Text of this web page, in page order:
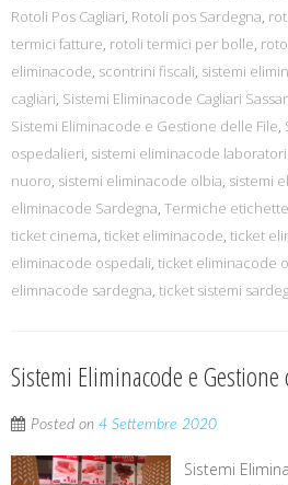
Rotoli Pos Cagliari, Rotoli pos Sardegna,
termici fatture, rotoli termici per bolle,
eliminacode, scontrini fiscali, sistemi
cagliari, Sistemi Eliminacode Cagliari
Sistemi Eliminacode e Gestione delle File,
ospedalieri, sistemi eliminacode
nuoro, sistemi eliminacode olbia, sistemi
eliminacode Sardegna, Termiche
ticket cinema, ticket eliminacode, ticket
eliminacode ospedali, ticket eliminacode
elimnacode sardegna, ticket sistemi
Sistemi Eliminacode e
Posted on 4 Settembre 2020
Sistemi